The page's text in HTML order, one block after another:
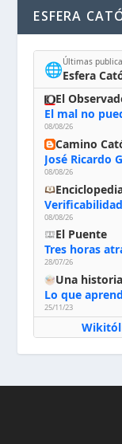
ESFERA
🌐Últimas
Esfera
El
El mal no
08/08/26
Camino
08/08/26
08/08/26
El Puente
Tres horas
28/07/26
Una
Lo que
25/11/23